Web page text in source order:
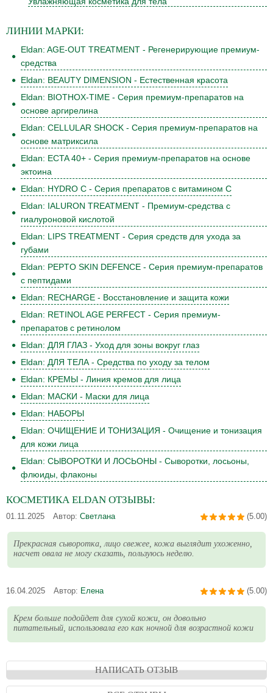
ЛИНИИ МАРКИ:
Eldan: AGE-OUT TREATMENT - Регенерирующие премиум-
средства
Eldan: BEAUTY DIMENSION - Естественная красота
Eldan: BIOTHOX-TIME - Серия премиум-препаратов на
основе аргирелина
Eldan: CELLULAR SHOCK - Серия премиум-препаратов на
основе матриксила
Eldan: ECTA 40+ - Серия премиум-препаратов на основе
эктоина
Eldan: HYDRO C - Серия препаратов с витамином С
Eldan: IALURON TREATMENT - Премиум-средства с
гиалуроновой кислотой
Eldan: LIPS TREATMENT - Серия средств для ухода за
губами
Eldan: PEPTO SKIN DEFENCE - Серия премиум-препаратов
с пептидами
Eldan: RECHARGE - Восстановление и защита кожи
Eldan: RETINOL AGE PERFECT - Серия премиум-
препаратов с ретинолом
Eldan: ДЛЯ ГЛАЗ - Уход для зоны вокруг глаз
Eldan: ДЛЯ ТЕЛА - Средства по уходу за телом
Eldan: КРЕМЫ - Линия кремов для лица
Eldan: МАСКИ - Маски для лица
Eldan: НАБОРЫ
Eldan: ОЧИЩЕНИЕ И ТОНИЗАЦИЯ - Очищение и тонизация
для кожи лица
Eldan: СЫВОРОТКИ И ЛОСЬОНЫ - Сыворотки, лосьоны,
флюиды, флаконы
КОСМЕТИКА ELDAN ОТЗЫВЫ:
01.11.2025 Автор: Светлана (5.00)
Прекрасная сыворотка, лицо свежее, кожа выглядит ухоженно,
насчет овала не могу сказать, пользуюсь неделю.
16.04.2025 Автор: Елена (5.00)
Крем больше подойдет для сухой кожи, он довольно
питательный, использовала его как ночной для возрастной кожи
НАПИСАТЬ ОТЗЫВ